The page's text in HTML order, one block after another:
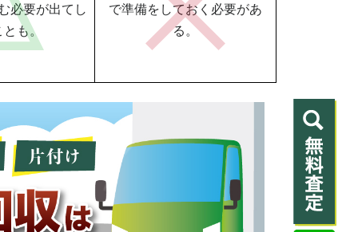
必要が出てし
も。
で準備をしておく必要があ
る。